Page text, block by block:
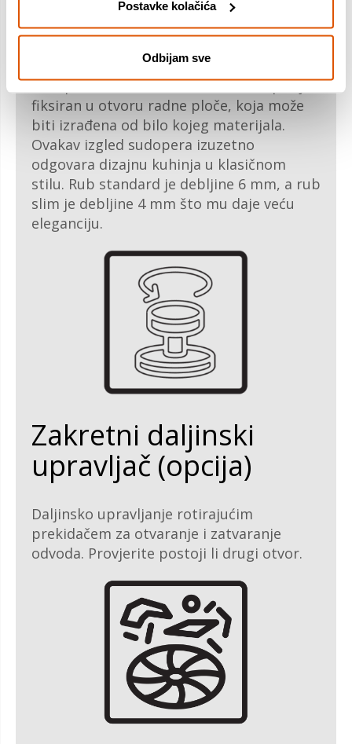
Postavke kolačića
Odbijam sve
ugradnje, rub je izbočen. Izbočeni rub daje
sudoperu dodatnu stabilnost. Sudoper je
fiksiran u otvoru radne ploče, koja može
biti izrađena od bilo kojeg materijala.
Ovakav izgled sudopera izuzetno
odgovara dizajnu kuhinja u klasičnom
stilu. Rub standard je debljine 6 mm, a rub
slim je debljine 4 mm što mu daje veću
eleganciju.
Zakretni daljinski
upravljač (opcija)
Daljinsko upravljanje rotirajućim
prekidačem za otvaranje i zatvaranje
odvoda. Provjerite postoji li drugi otvor.